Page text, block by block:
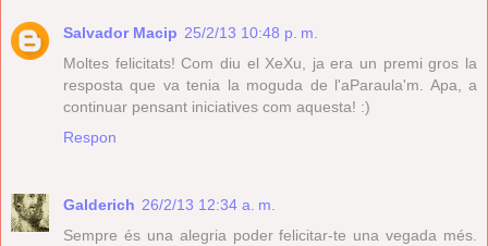
Salvador Macip 25/2/13 10:48 p. m.
Moltes felicitats! Com diu el XeXu, ja era un premi gros la
resposta que va tenia la moguda de l'aParaula'm. Apa, a
continuar pensant iniciatives com aquesta! :)
Respon
Galderich 26/2/13 12:34 a. m.
Sempre és una alegria poder felicitar-te una vegada més.